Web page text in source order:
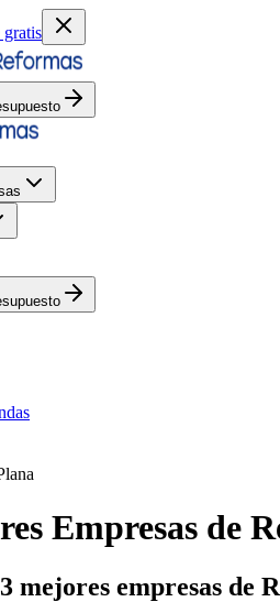
gratis
Empresas de
mejores empresas de